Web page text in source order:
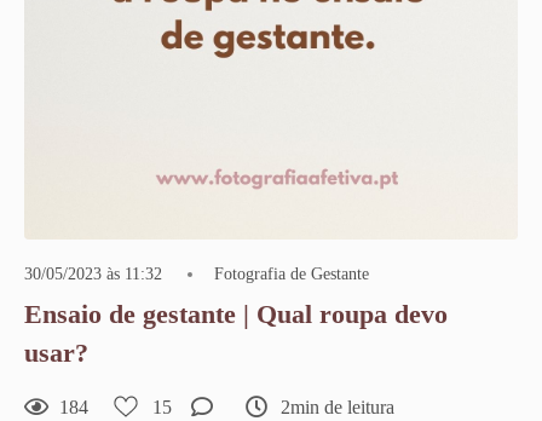
30/05/2023 às 11:32 Fotografia de Gestante
Ensaio de gestante | Qual roupa devo
usar?
184 15 2min de leitura